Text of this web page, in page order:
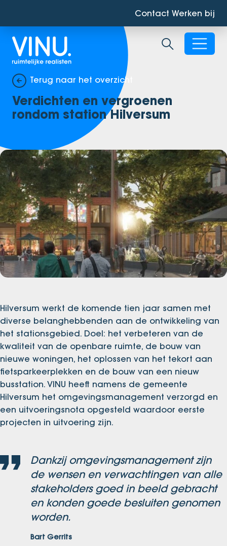
Contact Werken bij
Zoekbalk
Terug naar het overzicht
Verdichten en vergroenen
rondom station Hilversum
Hilversum werkt de komende tien jaar samen met
diverse belanghebbenden aan de ontwikkeling van
het stationsgebied. Doel: het verbeteren van de
kwaliteit van de openbare ruimte, de bouw van
nieuwe woningen, het oplossen van het tekort aan
fietsparkeerplekken en de bouw van een nieuw
busstation. VINU heeft namens de gemeente
Hilversum het omgevingsmanagement verzorgd en
een uitvoeringsnota opgesteld waardoor eerste
projecten in uitvoering zijn.
Dankzij omgevingsmanagement zijn
de wensen en verwachtingen van alle
stakeholders goed in beeld gebracht
en konden goede besluiten genomen
worden.
Bart Gerrits